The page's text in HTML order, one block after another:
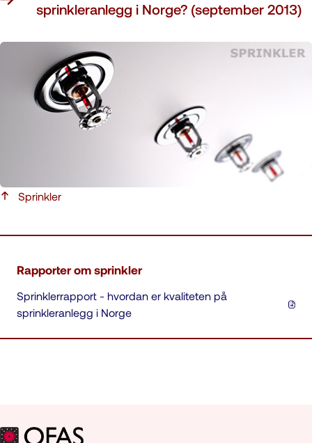
Om oss
Om Brannvernforeningen
Kontakt oss
sprinkleranlegg i Norge? (september 2013)
Sprinkler
Rapporter om sprinkler
Sprinklerrapport - hvordan er kvaliteten på
sprinkleranlegg i Norge